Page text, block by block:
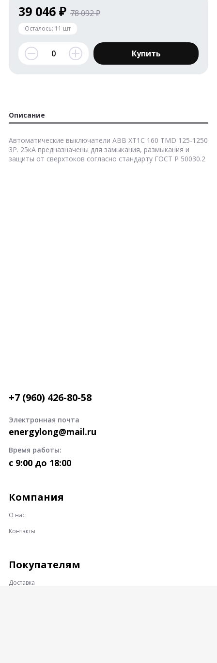
39 046 ₽ 78 092 ₽
Осталось: 11 шт
Купить
Описание
Автоматические выключатели ABB XT1C 160 TMD 125-1250
3P. 25кА предназначены для замыкания, размыкания и
защиты от сверхтоков согласно стандарту ГОСТ Р 50030.2
+7 (960) 426-80-58
Электронная почта
energylong@mail.ru
Время работы:
c 9:00 до 18:00
Компания
О нас
Контакты
Покупателям
Доставка